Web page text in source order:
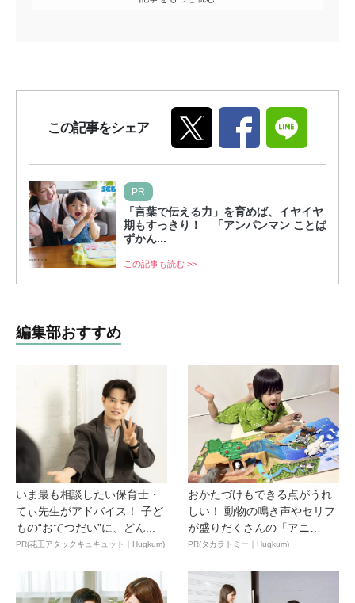
この記事をシェア
PR
「言葉で伝える力」を育めば、イヤイヤ
期もすっきり！ 「アンパンマン ことば
ずかん...
この記事も読む >>
編集部おすすめ
いま最も相談したい保育士・
てぃ先生がアドバイス！ 子ど
もの“おてつだい”に、どん...
PR(花王アタックキュキュット｜Hugkum)
おかたづけもできる点がうれ
しい！ 動物の鳴き声やセリフ
が盛りだくさんの「アニ
ア ...
PR(タカラトミー｜Hugkum)